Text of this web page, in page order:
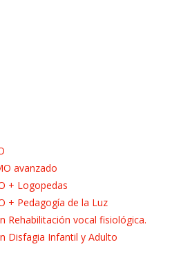
avanzado
+ Logopedas
+ Pedagogía de la Luz
Rehabilitación vocal fisiológica.
Disfagia Infantil y Adulto